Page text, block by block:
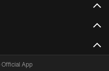
Official App